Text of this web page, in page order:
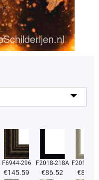
F6944-296
€145.59
F2018-218A
€86.52
F2018-
€86.52